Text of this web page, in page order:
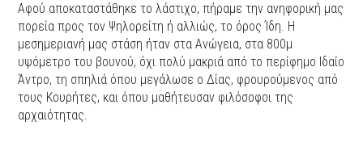
Αφού αποκαταστάθηκε το λάστιχο, πήραμε την ανηφορική μας
πορεία προς τον Ψηλορείτη ή αλλιώς, το όρος Ίδη. Η
μεσημεριανή μας στάση ήταν στα Ανώγεια, στα 800μ
υψόμετρο του βουνού, όχι πολύ μακριά από το περίφημο Ιδαίο
Άντρο, τη σπηλιά όπου μεγάλωσε ο Δίας, φρουρούμενος από
τους Κουρήτες, και όπου μαθήτευσαν φιλόσοφοι της
αρχαιότητας.